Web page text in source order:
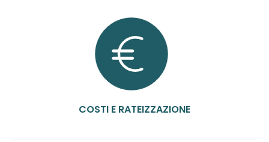
COSTI E RATEIZZAZIONE